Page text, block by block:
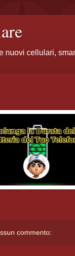
nuovi cellulari,
commento: